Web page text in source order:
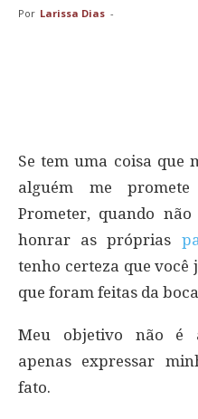
Por Larissa Dias -
Se tem uma coisa que
alguém me
Prometer, quando
honrar as próprias
tenho certeza que você
que foram feitas da
Meu objetivo não é
apenas expressar
fato.